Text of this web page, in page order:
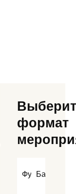
формат
ФуршетБанкет